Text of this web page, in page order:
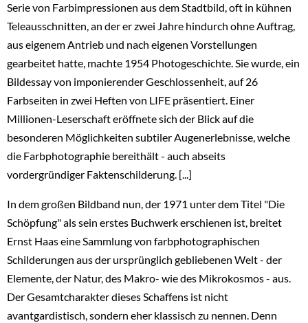
Serie von Farbimpressionen aus dem Stadtbild, oft in kühnen
Teleausschnitten, an der er zwei Jahre hindurch ohne Auftrag,
aus eigenem Antrieb und nach eigenen Vorstellungen
gearbeitet hatte, machte 1954 Photogeschichte. Sie wurde, ein
Bildessay von imponierender Geschlossenheit, auf 26
Farbseiten in zwei Heften von LIFE präsentiert. Einer
Millionen-Leserschaft eröffnete sich der Blick auf die
besonderen Möglichkeiten subtiler Augenerlebnisse, welche
die Farbphotographie bereithält - auch abseits
vordergründiger Faktenschilderung. [...]
In dem großen Bildband nun, der 1971 unter dem Titel "Die
Schöpfung" als sein erstes Buchwerk erschienen ist, breitet
Ernst Haas eine Sammlung von farbphotographischen
Schilderungen aus der ursprünglich gebliebenen Welt - der
Elemente, der Natur, des Makro- wie des Mikrokosmos - aus.
Der Gesamtcharakter dieses Schaffens ist nicht
avantgardistisch, sondern eher klassisch zu nennen. Denn